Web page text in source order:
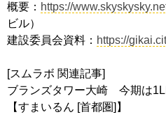
概要： https://
ビル）
建設委員会資料： https://
[スムラボ 関連記事]
ブランズタワー大崎 今期は
【すまいるん [首都圏]】